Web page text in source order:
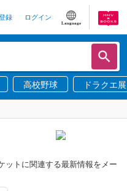
録 ログイン
Language
高校野球 ドラクエ展
ットに関連する最新情報をメー